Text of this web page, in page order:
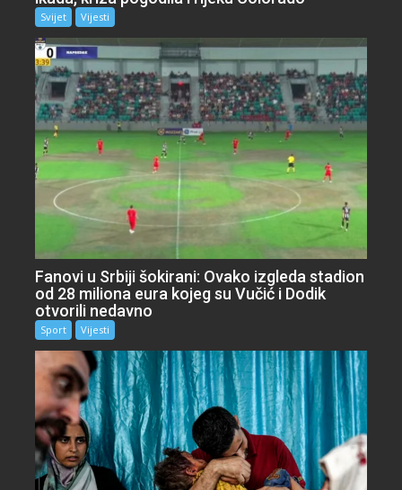
Svijet Vijesti
Fanovi u Srbiji šokirani: Ovako izgleda stadion
od 28 miliona eura kojeg su Vučić i Dodik
otvorili nedavno
Sport Vijesti